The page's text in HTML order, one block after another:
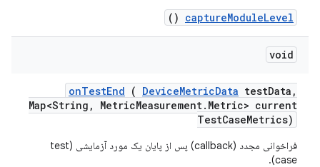
captureModuleLevel
()
void
onTestEnd ( DeviceMetricData testData ,
Map<String , MetricMeasurement. Metric> current
TestCaseMetrics)
فراخوانی مجدد (callback) پس از پایان یک مورد آزمایشی (test
case).